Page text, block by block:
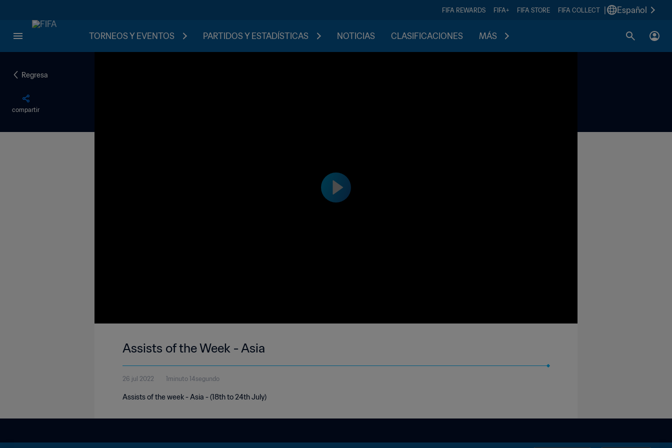
FIFA REWARDS FIFA+ FIFA STORE FIFA COLLECT Español
TORNEOS Y EVENTOS PARTIDOS Y ESTADÍSTICAS NOTICIAS CLASIFICACIONES MÁS
Regresa
compartir
Assists of the Week - Asia
26 jul 2022 1minuto 14segundo
Assists of the week - Asia - (18th to 24th July)